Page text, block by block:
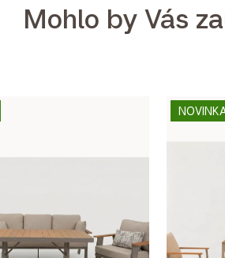
Mohlo by Vás